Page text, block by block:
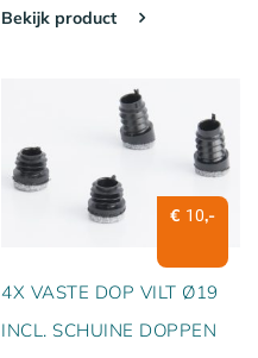
Bekijk product
€ 10,-
4X VASTE DOP VILT Ø19
INCL. SCHUINE DOPPEN